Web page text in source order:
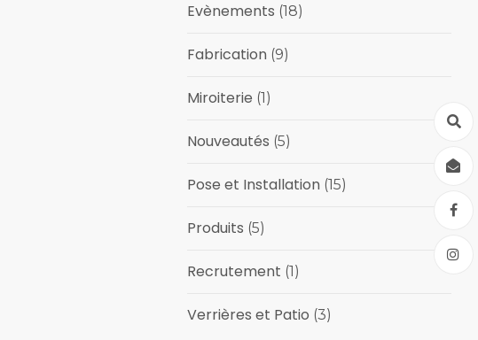
Evènements (18)
Fabrication (9)
Miroiterie (1)
Nouveautés (5)
Pose et Installation (15)
Produits (5)
Recrutement (1)
Verrières et Patio (3)